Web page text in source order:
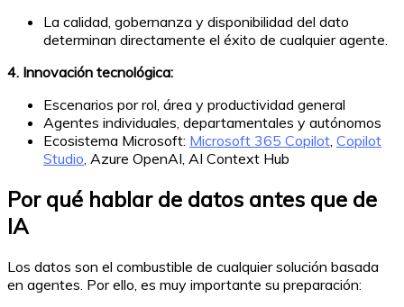
La calidad, gobernanza y disponibilidad del dato
determinan directamente el éxito de cualquier agente.
4. Innovación tecnológica:
Escenarios por rol, área y productividad general
Agentes individuales, departamentales y autónomos
Ecosistema Microsoft: Microsoft 365 Copilot, Copilot
Studio, Azure OpenAI, AI Context Hub
Por qué hablar de datos antes que de
IA
Los datos son el combustible de cualquier solución basada
en agentes. Por ello, es muy importante su preparación: